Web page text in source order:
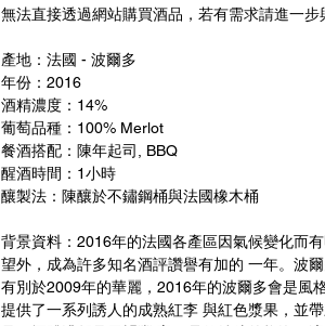
無法直接透過網站購買酒品，若有需求請進一步
產地：法國 - 波爾多
年份：2016
酒精濃度：14%
葡萄品種：100% Merlot
餐酒搭配：陳年起司, BBQ
醒酒時間：1小時
釀製法：陳釀於不鏽鋼桶與法國橡木桶
背景資料：2016年的法國各產區因氣候變化而
望外，成為許多知名酒評讚譽有加的 一年。波
有別於2009年的華麗，2016年的波爾多會是風
提供了一系列誘人的成熟紅李 與紅色漿果，並